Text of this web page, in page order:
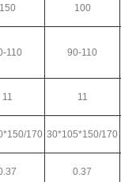
150 100
110 90-110
11 11
170 30*105*150/170
0.37